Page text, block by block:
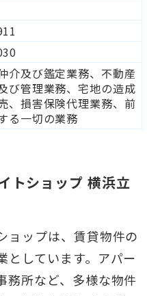
介及び鑑定業務、不動産
び管理業務、宅地の造成
、損害保険代理業務、前
る一切の業務
トショップ 横浜立
ョップは、賃貸物件の
としています。アパー
務所など、多様な物件